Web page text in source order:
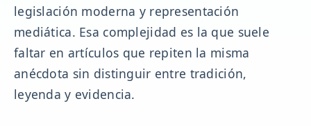
legislación moderna y representación
mediática. Esa complejidad es la que suele
faltar en artículos que repiten la misma
anécdota sin distinguir entre tradición,
leyenda y evidencia.